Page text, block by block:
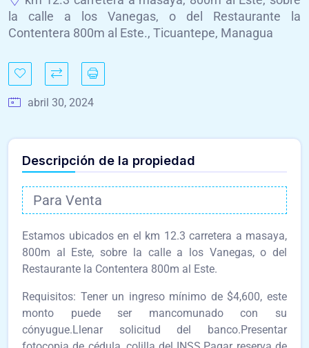
la calle a los Vanegas, o del Restaurante la
Contentera 800m al Este., Ticuantepe, Managua
abril 30, 2024
Descripción de la propiedad
Para Venta
Estamos ubicados en el km 12.3 carretera a masaya,
800m al Este, sobre la calle a los Vanegas, o del
Restaurante la Contentera 800m al Este.
Requisitos: Tener un ingreso mínimo de $4,600, este
monto puede ser mancomunado con su
cónyugue.Llenar solicitud del banco.Presentar